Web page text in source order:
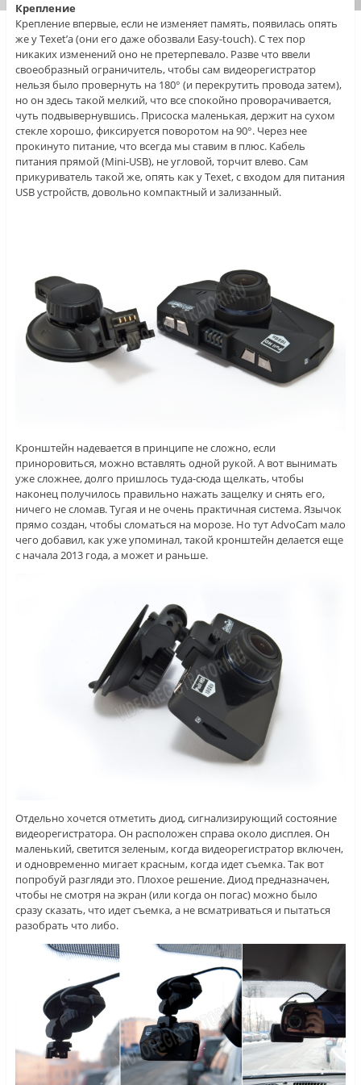
Крепление
Крепление впервые, если не изменяет память, появилась опять
же у Texet’a (они его даже обозвали Easy-touch). С тех пор
никаких изменений оно не претерпевало. Разве что ввели
своеобразный ограничитель, чтобы сам видеорегистратор
нельзя было провернуть на 180° (и перекрутить провода затем),
но он здесь такой мелкий, что все спокойно проворачивается,
чуть подвывернувшись. Присоска маленькая, держит на сухом
стекле хорошо, фиксируется поворотом на 90°. Через нее
прокинуто питание, что всегда мы ставим в плюс. Кабель
питания прямой (Mini-USB), не угловой, торчит влево. Сам
прикуриватель такой же, опять как у Texet, с входом для питания
USB устройств, довольно компактный и зализанный.
Кронштейн надевается в принципе не сложно, если
приноровиться, можно вставлять одной рукой. А вот вынимать
уже сложнее, долго пришлось туда-сюда щелкать, чтобы
наконец получилось правильно нажать защелку и снять его,
ничего не сломав. Тугая и не очень практичная система. Язычок
прямо создан, чтобы сломаться на морозе. Но тут AdvoCam мало
чего добавил, как уже упоминал, такой кронштейн делается еще
с начала 2013 года, а может и раньше.
Отдельно хочется отметить диод, сигнализирующий состояние
видеорегистратора. Он расположен справа около дисплея. Он
маленький, светится зеленым, когда видеорегистратор включен,
и одновременно мигает красным, когда идет съемка. Так вот
попробуй разгляди это. Плохое решение. Диод предназначен,
чтобы не смотря на экран (или когда он погас) можно было
сразу сказать, что идет съемка, а не всматриваться и пытаться
разобрать что либо.